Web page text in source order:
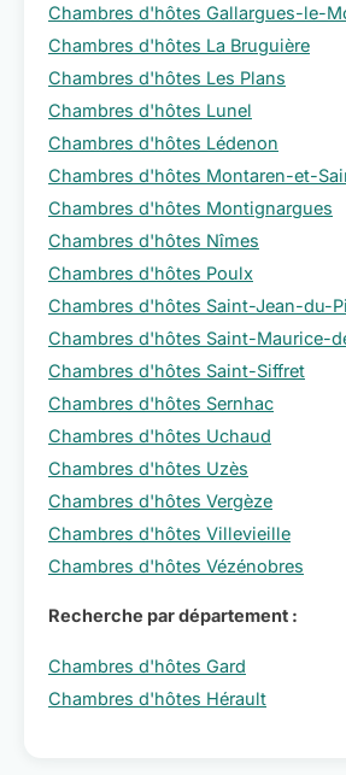
Chambres d'hôtes Gallargues-le-
Chambres d'hôtes La Bruguière
Chambres d'hôtes Les Plans
Chambres d'hôtes Lunel
Chambres d'hôtes Lédenon
Chambres d'hôtes Montaren-et-
Chambres d'hôtes Montignargues
Chambres d'hôtes Nîmes
Chambres d'hôtes Poulx
Chambres d'hôtes Saint-Jean-du-
Chambres d'hôtes Saint-Maurice-
Chambres d'hôtes Saint-Siffret
Chambres d'hôtes Sernhac
Chambres d'hôtes Uchaud
Chambres d'hôtes Uzès
Chambres d'hôtes Vergèze
Chambres d'hôtes Villevieille
Chambres d'hôtes Vézénobres
Recherche par département :
Chambres d'hôtes Gard
Chambres d'hôtes Hérault